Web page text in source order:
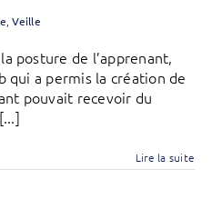
,Veille
posture de l’apprenant,
qui a permis la création de
pouvait recevoir du
Lire la suite